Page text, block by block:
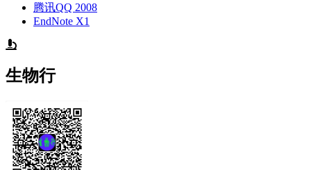
腾讯QQ 2008
EndNote X1
生物行